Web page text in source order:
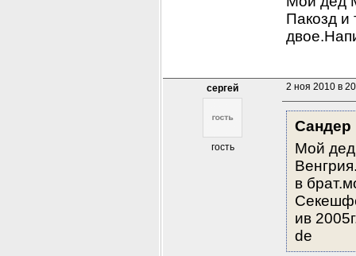
Пакозд и
сергей
гость
2 ноя 2010 в
Сандер
Мой дед
в
ив
de